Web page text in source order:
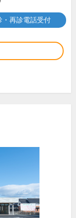
・再診電話受付